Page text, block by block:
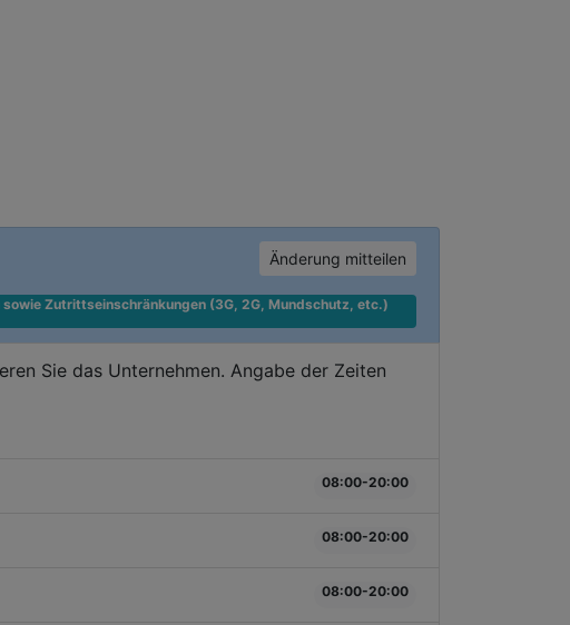
Änderung mitteilen
Zutrittseinschränkungen (3G, 2G, Mundschutz, etc.)
Sie das Unternehmen. Angabe der Zeiten
08:00-20:00
08:00-20:00
08:00-20:00